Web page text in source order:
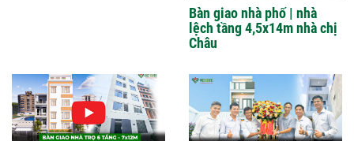
Bàn giao nhà phố | nhà
lệch tầng 4,5x14m nhà chị
Châu